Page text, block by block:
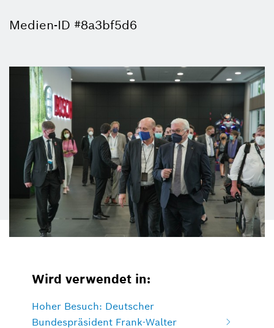
Medien-ID #8a3bf5d6
Wird verwendet in:
Hoher Besuch: Deutscher
Bundespräsident Frank-Walter